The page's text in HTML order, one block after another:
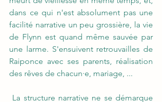
dans ce qui n'est absolument pas une
facilité narrative un peu grossière, la vie
de Flynn est quand même sauvée par
une larme. S'ensuivent retrouvailles de
Raiponce avec ses parents, réalisation
des rêves de chacun·e, mariage, ...